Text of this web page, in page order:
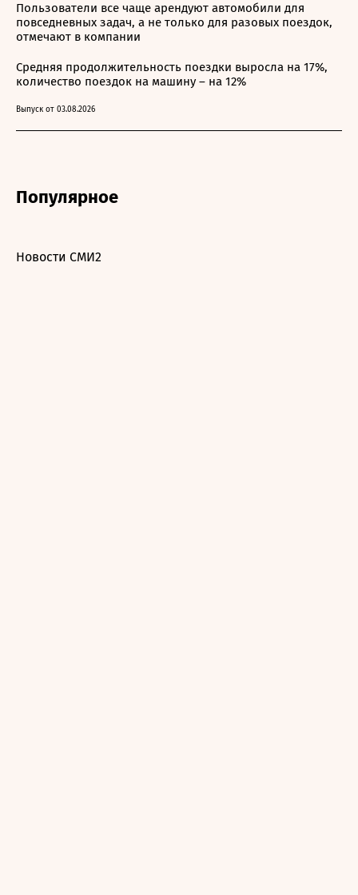
Пользователи все чаще арендуют автомобили для
повседневных задач, а не только для разовых поездок,
отмечают в компании
Средняя продолжительность поездки выросла на 17%,
количество поездок на машину – на 12%
Выпуск от 03.08.2026
Популярное
Новости СМИ2